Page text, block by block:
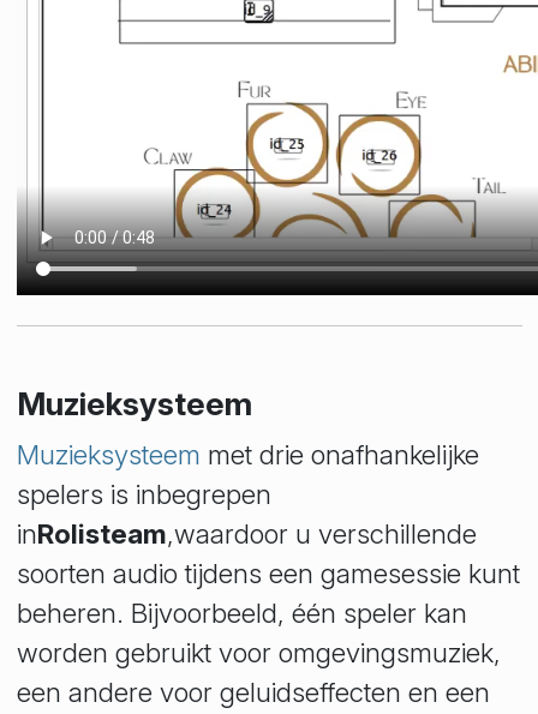
Muzieksysteem
Muzieksysteem met drie onafhankelijke
spelers is inbegrepen
inRolisteam,waardoor u verschillende
soorten audio tijdens een gamesessie kunt
beheren. Bijvoorbeeld, één speler kan
worden gebruikt voor omgevingsmuziek,
een andere voor geluidseffecten en een